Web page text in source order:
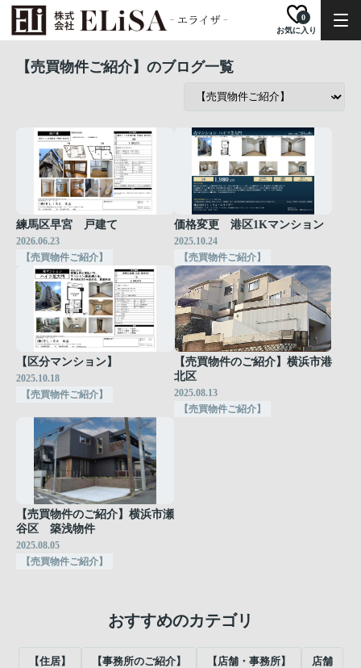
お気に入り
0
【売買物件ご紹介】のブログ一覧
練馬区早宮 戸建て
2026.06.23
【売買物件ご紹介】
価格変更 港区1Kマンション
2025.10.24
【売買物件ご紹介】
【区分マンション】
2025.10.18
【売買物件ご紹介】
【売買物件のご紹介】横浜市港
北区
2025.08.13
【売買物件ご紹介】
【売買物件のご紹介】横浜市瀬
谷区 築浅物件
2025.08.05
【売買物件ご紹介】
おすすめのカテゴリ
【住居】 【事務所のご紹介】 【店舗・事務所】 店舗